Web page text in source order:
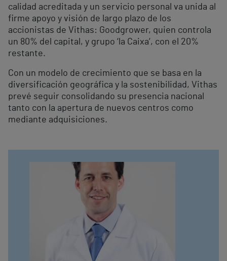
calidad acreditada y un servicio personal va unida al
firme apoyo y visión de largo plazo de los
accionistas de Vithas: Goodgrower, quien controla
un 80% del capital, y grupo ‘la Caixa’, con el 20%
restante.
Con un modelo de crecimiento que se basa en la
diversificación geográfica y la sostenibilidad, Vithas
prevé seguir consolidando su presencia nacional
tanto con la apertura de nuevos centros como
mediante adquisiciones.